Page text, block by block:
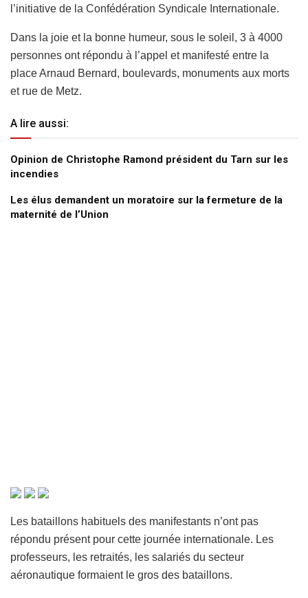
l’initiative de la Confédération Syndicale Internationale.
Dans la joie et la bonne humeur, sous le soleil, 3 à 4000
personnes ont répondu à l’appel et manifesté entre la
place Arnaud Bernard, boulevards, monuments aux morts
et rue de Metz.
A lire aussi:
Opinion de Christophe Ramond président du Tarn sur les
incendies
Les élus demandent un moratoire sur la fermeture de la
maternité de l’Union
Les bataillons habituels des manifestants n’ont pas
répondu présent pour cette journée internationale. Les
professeurs, les retraités, les salariés du secteur
aéronautique formaient le gros des bataillons.